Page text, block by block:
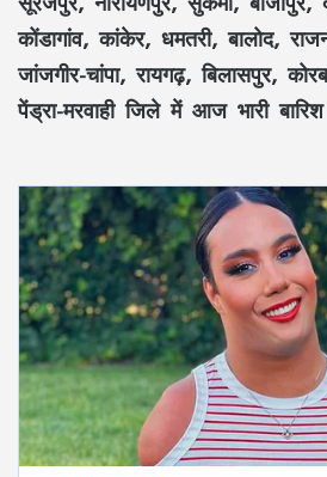
कोंडागांव, कांकेर, धमतरी, बालोद,
जांजगीर-चांपा, रायगढ़, बिलासपुर,
पेंड्रा-मरवाही जिले में आज भारी